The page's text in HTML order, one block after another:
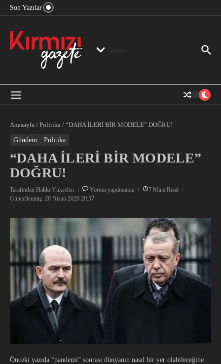
İçeriğe atla
Son Yazılar
“Mutlak Butlan” ve Bir Kez Daha Rejimin “Kendinden
Anasayfa / Politika / “DAHA İLERİ BİR MODELE” DOĞRU!
Gündem Politika
“DAHA İLERİ BİR MODELE”
DOĞRU!
Tarafından Hakkı Yükselen Yorum yapılmamış
7 Mins Read
Güncellenmiş: 20 Nisan 2020 20:57
Önceki yazıda “pandemi” sonrası dünyanın nasıl bir yer olabileceğine